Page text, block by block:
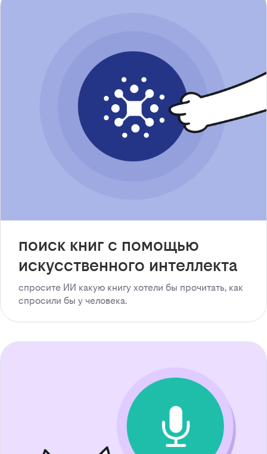
поиск книг с помощью
искусственного интеллекта
спросите ИИ какую книгу хотели бы прочитать, как
спросили бы у человека.